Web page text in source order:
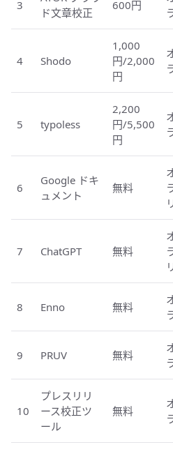
3
ド文章校正
600円
4 Shodo
1,000
円/2,000
円
5 typoless
2,200
円/5,500
円
6
Google ドキ
ュメント
無料
7 ChatGPT 無料
8 Enno 無料
9 PRUV 無料
10
プレスリリ
ース校正ツ
ール
無料